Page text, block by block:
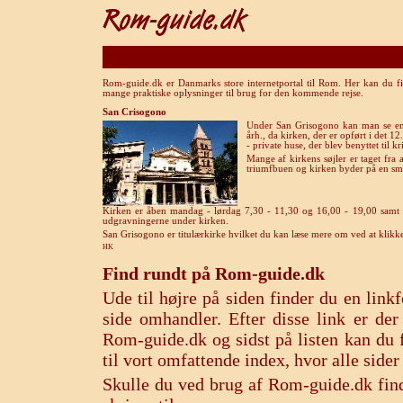
Rom-guide.dk er Danmarks store internetportal til Rom. Her kan du
mange praktiske oplysninger til brug for den kommende rejse.
San Crisogono
Under San Grisogono kan man se
årh., da kirken, der er opført i det
- private huse, der blev benyttet til
Mange af kirkens søjler er taget fra
triumfbuen og kirken byder på en
Kirken er åben mandag - lørdag 7,30 - 11,30 og 16,00 - 19,00
udgravningerne under kirken.
San Grisogono er titulærkirke hvilket du kan læse mere om ved at
HK
Find rundt på Rom-guide.dk
Ude til højre på siden finder du en
side omhandler. Efter disse link er
Rom-guide.dk og sidst på listen kan
til vort omfattende index, hvor alle
Skulle du ved brug af Rom-guide.dk